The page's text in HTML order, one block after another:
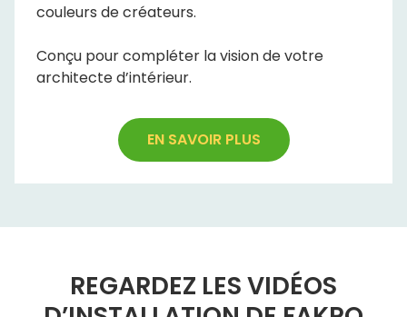
couleurs de créateurs.
Conçu pour compléter la vision de votre
architecte d’intérieur.
EN SAVOIR PLUS
REGARDEZ LES VIDÉOS